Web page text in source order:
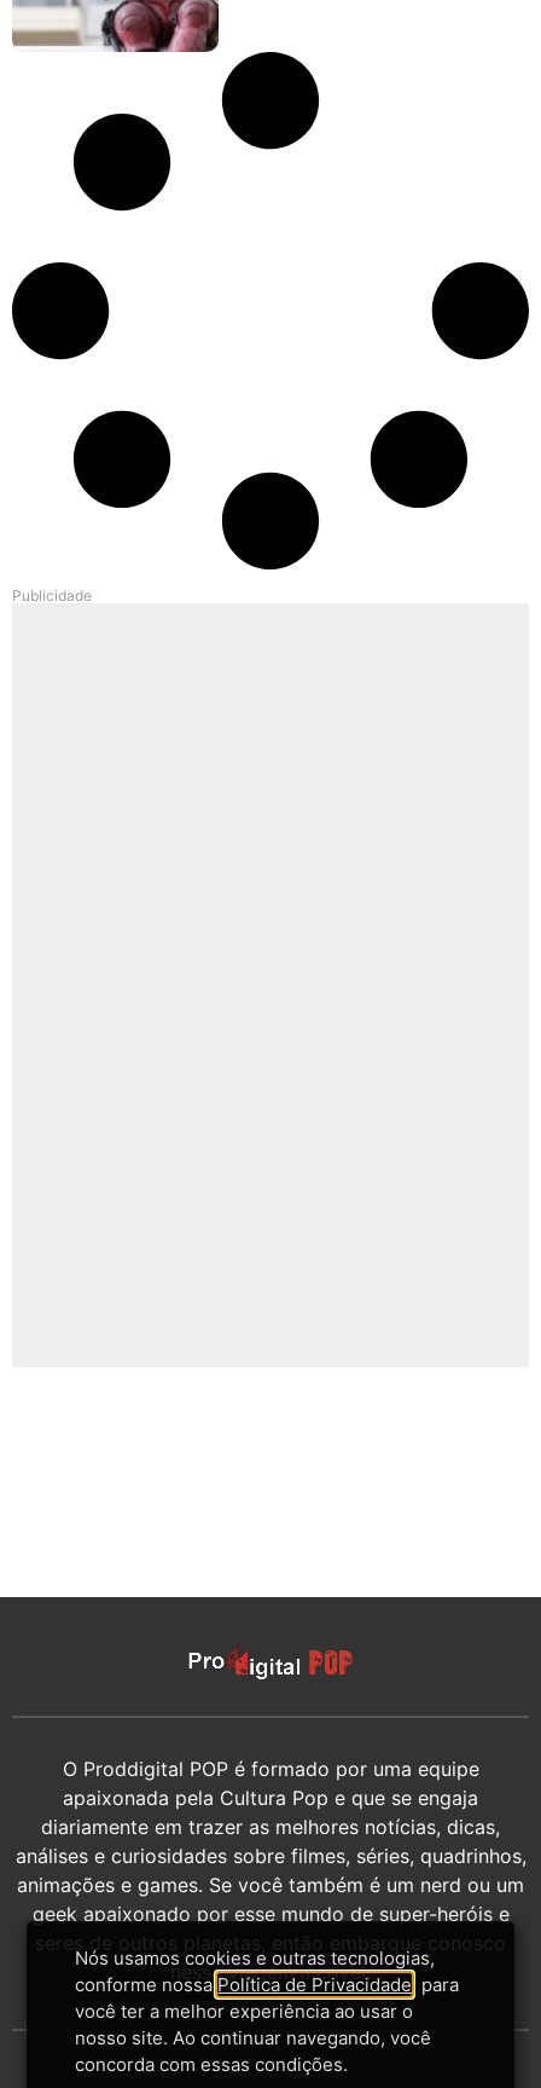
Publicidade
O Proddigital POP é formado por uma equipe
apaixonada pela Cultura Pop e que se engaja
diariamente em trazer as melhores notícias, dicas,
análises e curiosidades sobre filmes, séries, quadrinhos,
animações e games. Se você também é um nerd ou um
geek apaixonado por esse mundo de super-heróis e
seres de outros planetas, então embarque conosco
nessa viagem incrível.
Nós usamos cookies e outras tecnologias,
conforme nossa Política de Privacidade , para
você ter a melhor experiência ao usar o
nosso site. Ao continuar navegando, você
concorda com essas condições.